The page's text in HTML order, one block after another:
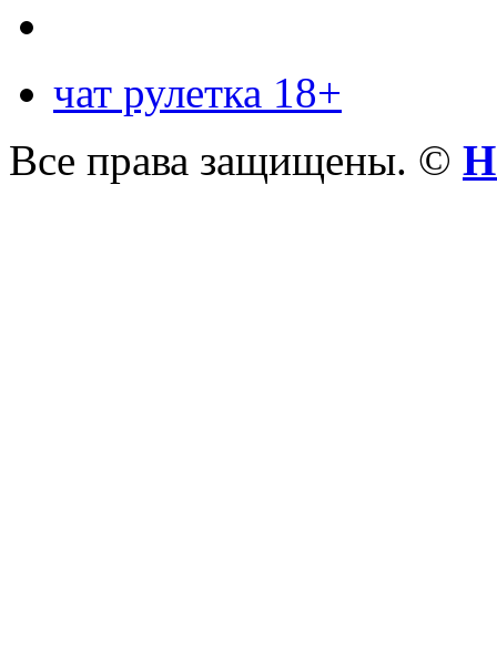
чат рулетка 18+
Все права защищены. ©